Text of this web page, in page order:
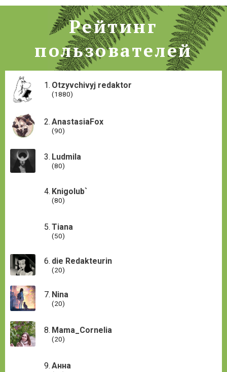
Рейтинг
пользователей
Otzyvchivyj redaktor
(1880)
AnastasiaFox
(90)
Ludmila
(80)
Knigolub`
(80)
Tiana
(50)
die Redakteurin
(20)
Nina
(20)
Mama_Cornelia
(20)
Анна